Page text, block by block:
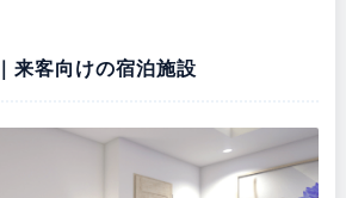
来客向けの宿泊施設